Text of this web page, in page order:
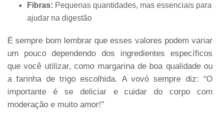
Fibras: Pequenas quantidades, mas essenciais para
ajudar na digestão
É sempre bom lembrar que esses valores podem variar
um pouco dependendo dos ingredientes específicos
que você utilizar, como margarina de boa qualidade ou
a farinha de trigo escolhida. A vovó sempre diz: “O
importante é se deliciar e cuidar do corpo com
moderação e muito amor!”